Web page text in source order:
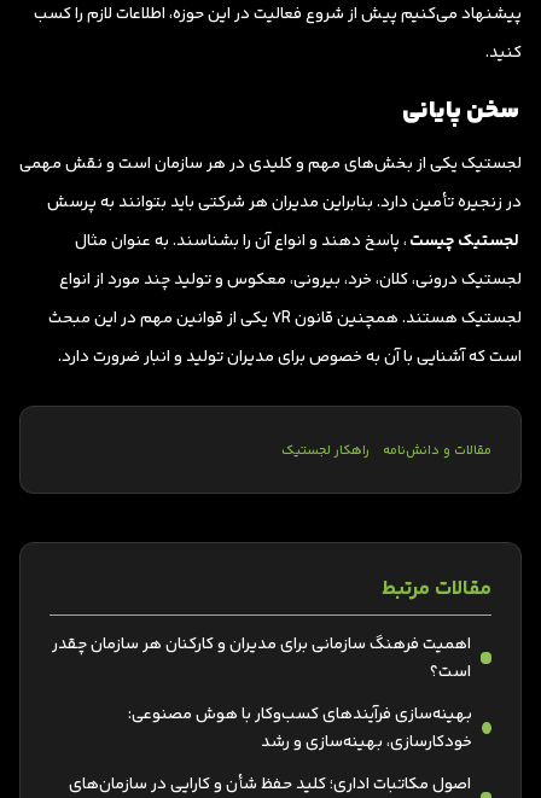
پیشنهاد می‌کنیم پیش از شروع فعالیت در این حوزه، اطلاعات لازم را کسب
کنید.
سخن پایانی
لجستیک یکی از بخش‌های مهم و کلیدی در هر سازمان است و نقش مهمی
در زنجیره تأمین دارد. بنابراین مدیران هر شرکتی باید بتوانند به پرسش
لجستیک چیست، پاسخ دهند و انواع آن را بشناسند. به عنوان مثال
لجستیک درونی، کلان، خرد، بیرونی، معکوس و تولید چند مورد از انواع
لجستیک هستند. همچنین قانون 7R یکی از قوانین مهم در این مبحث
است که آشنایی با آن به خصوص برای مدیران تولید و انبار ضرورت دارد.
مقالات و دانش‌نامه راهکار لجستیک
مقالات مرتبط
اهمیت فرهنگ سازمانی برای مدیران و کارکنان هر سازمان چقدر
است؟
بهینه‌سازی فرآیندهای کسب‌وکار با هوش مصنوعی:
خودکارسازی، بهینه‌سازی و رشد
اصول مکاتبات اداری؛ کلید حفظ شأن و کارایی در سازمان‌های